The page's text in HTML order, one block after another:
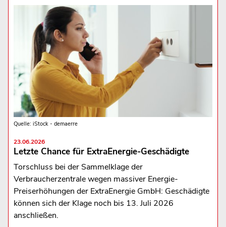
Quelle: iStock - demaerre
23.06.2026
Letzte Chance für ExtraEnergie-Geschädigte
Torschluss bei der Sammelklage der
Verbraucherzentrale wegen massiver Energie-
Preiserhöhungen der ExtraEnergie GmbH: Geschädigte
können sich der Klage noch bis 13. Juli 2026
anschließen.